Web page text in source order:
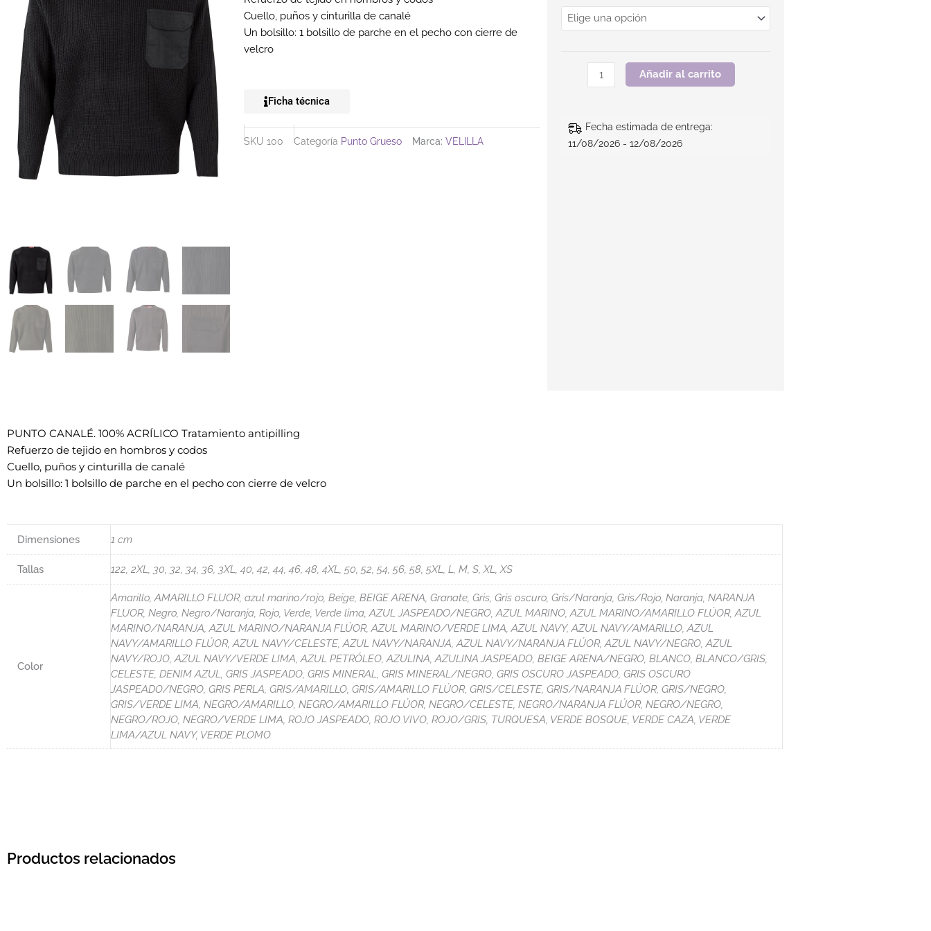
Cuello, puños y cinturilla de canalé
Un bolsillo: 1 bolsillo de parche en el pecho con cierre de
velcro
Ficha técnica
SKU 100 Categoría Punto Grueso Marca: VELILLA
Añadir al carrito
Fecha estimada de entrega:
11/08/2026 - 12/08/2026
PUNTO CANALÉ. 100% ACRÍLICO Tratamiento antipilling
Refuerzo de tejido en hombros y codos
Cuello, puños y cinturilla de canalé
Un bolsillo: 1 bolsillo de parche en el pecho con cierre de velcro
Dimensiones 1 cm
Tallas 122, 2XL, 30, 32, 34, 36, 3XL, 40, 42, 44, 46, 48, 4XL, 50, 52, 54, 56, 58, 5XL, L, M, S, XL, XS
Color
Amarillo, AMARILLO FLUOR, azul marino/rojo, Beige, BEIGE ARENA, Granate, Gris, Gris oscuro, Gris/Naranja, Gris/Rojo, Naranja, NARANJA
FLUOR, Negro, Negro/Naranja, Rojo, Verde, Verde lima, AZUL JASPEADO/NEGRO, AZUL MARINO, AZUL MARINO/AMARILLO FLÚOR, AZUL
MARINO/NARANJA, AZUL MARINO/NARANJA FLÚOR, AZUL MARINO/VERDE LIMA, AZUL NAVY, AZUL NAVY/AMARILLO, AZUL
NAVY/AMARILLO FLÚOR, AZUL NAVY/CELESTE, AZUL NAVY/NARANJA, AZUL NAVY/NARANJA FLÚOR, AZUL NAVY/NEGRO, AZUL
NAVY/ROJO, AZUL NAVY/VERDE LIMA, AZUL PETRÓLEO, AZULINA, AZULINA JASPEADO, BEIGE ARENA/NEGRO, BLANCO, BLANCO/GRIS,
CELESTE, DENIM AZUL, GRIS JASPEADO, GRIS MINERAL, GRIS MINERAL/NEGRO, GRIS OSCURO JASPEADO, GRIS OSCURO
JASPEADO/NEGRO, GRIS PERLA, GRIS/AMARILLO, GRIS/AMARILLO FLÚOR, GRIS/CELESTE, GRIS/NARANJA FLÚOR, GRIS/NEGRO,
GRIS/VERDE LIMA, NEGRO/AMARILLO, NEGRO/AMARILLO FLÚOR, NEGRO/CELESTE, NEGRO/NARANJA FLÚOR, NEGRO/NEGRO,
NEGRO/ROJO, NEGRO/VERDE LIMA, ROJO JASPEADO, ROJO VIVO, ROJO/GRIS, TURQUESA, VERDE BOSQUE, VERDE CAZA, VERDE
LIMA/AZUL NAVY, VERDE PLOMO
Productos relacionados